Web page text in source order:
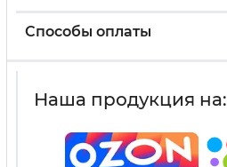
Способы оплаты
Наша продукция на: